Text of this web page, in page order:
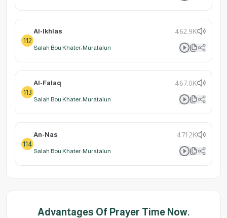
112
Al-Ikhlas 462.9K
Salah Bou Khater: Muratalun
113
Al-Falaq 467.0K
Salah Bou Khater: Muratalun
114
An-Nas 471.2K
Salah Bou Khater: Muratalun
Advantages Of Prayer Time Now.